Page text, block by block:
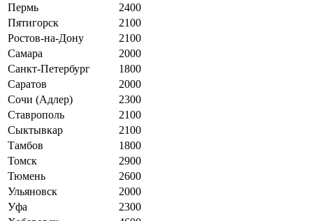
Пермь
2400
Пятигорск
2100
Ростов-на-Дону
2100
Самара
2000
Санкт-Петербург
1800
Саратов
2000
Сочи (Адлер)
2300
Ставрополь
2100
Сыктывкар
2100
Тамбов
1800
Томск
2900
Тюмень
2600
Ульяновск
2000
Уфа
2300